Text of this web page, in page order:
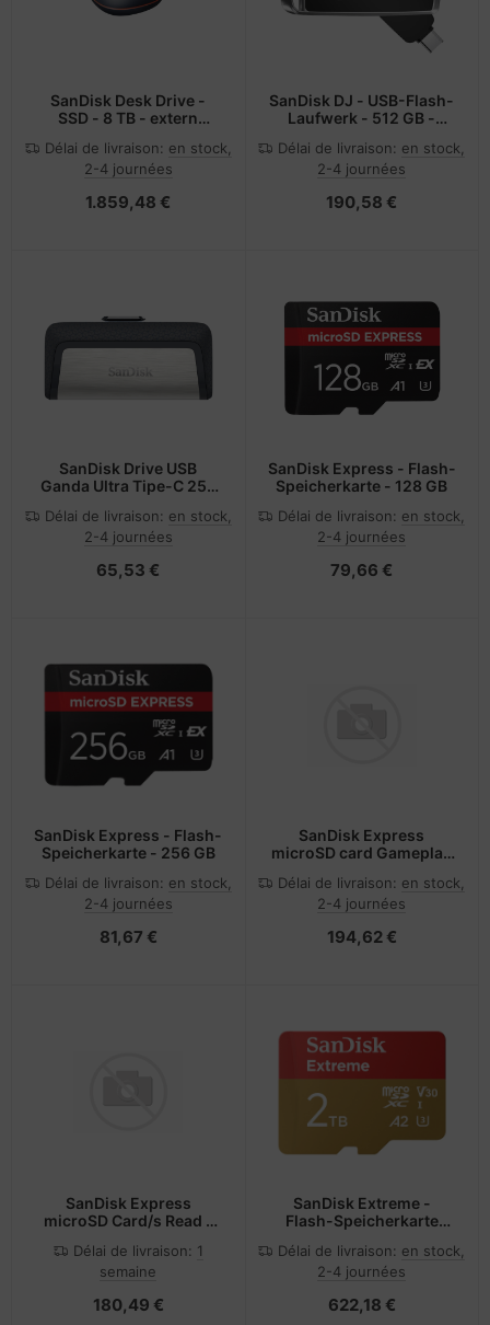
SanDisk Desk Drive -
SSD - 8 TB - extern
Délai de livraison: en stock,
2-4 journées
1.859,48 €
SanDisk DJ - USB-Flash-
Laufwerk - 512 GB -
Délai de livraison: en stock,
2-4 journées
190,58 €
SanDisk Drive USB
Ganda Ultra Tipe-C 256
Go USB Type-A / USB
Type-C 3.2 Gen 1 (3.1
Délai de livraison: en stock,
2-4 journées
65,53 €
SanDisk Express - Flash-
Speicherkarte - 128 GB
Délai de livraison: en stock,
2-4 journées
79,66 €
SanDisk Express - Flash-
Speicherkarte - 256 GB
Délai de livraison: en stock,
2-4 journées
81,67 €
SanDisk Express
microSD card Gameplay
Délai de livraison: en stock,
2-4 journées
194,62 €
SanDisk Express
microSD Card/s Read -
Délai de livraison: 1
semaine
180,49 €
SanDisk Extreme -
Flash-Speicherkarte
inbegriffen)
Délai de livraison: en stock,
2-4 journées
622,18 €